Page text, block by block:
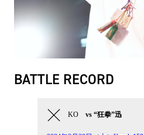
BATTLE RECORD
KO vs “狂拳”迅